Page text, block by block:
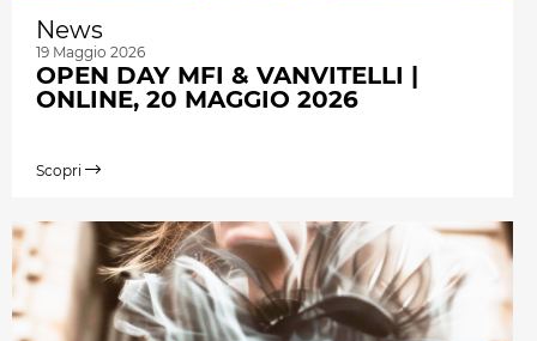
News
19 Maggio 2026
OPEN DAY MFI & VANVITELLI |
ONLINE, 20 MAGGIO 2026
Scopri